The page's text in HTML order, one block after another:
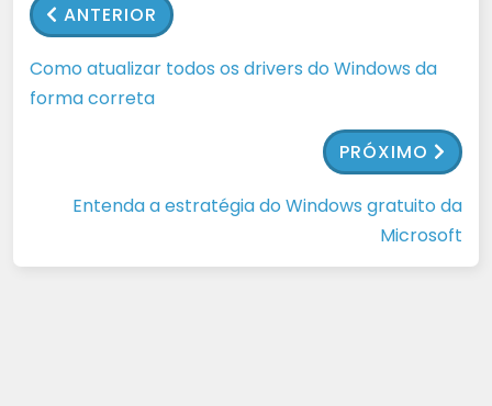
ANTERIOR
Como atualizar todos os drivers do Windows da
forma correta
PRÓXIMO
Entenda a estratégia do Windows gratuito da
Microsoft